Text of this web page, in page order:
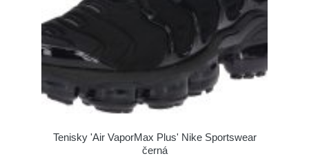
Tenisky 'Air VaporMax Plus' Nike Sportswear
černá